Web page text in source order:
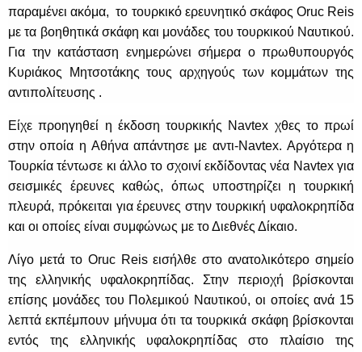
παραμένει ακόμα, το τουρκικό ερευνητικό σκάφος Oruc Reis
με τα βοηθητικά σκάφη και μονάδες του τουρκικού Ναυτικού.
Για την κατάσταση ενημερώνει σήμερα ο πρωθυπουργός
Κυριάκος Μητσοτάκης τους αρχηγούς των κομμάτων της
αντιπολίτευσης .
Είχε προηγηθεί η έκδοση τουρκικής Navtex χθες το πρωί
στην οποία η Αθήνα απάντησε με αντι-Navtex. Αργότερα η
Τουρκία τέντωσε κι άλλο το σχοινί εκδίδοντας νέα Navtex για
σεισμικές έρευνες καθώς, όπως υποστηρίζει η τουρκική
πλευρά, πρόκειται για έρευνες στην τουρκική υφαλοκρηπίδα
και οι οποίες είναι συμφώνως με το Διεθνές Δίκαιο.
Λίγο μετά το Oruc Reis εισήλθε στο ανατολικότερο σημείο
της ελληνικής υφαλοκρηπίδας. Στην περιοχή βρίσκονται
επίσης μονάδες του Πολεμικού Ναυτικού, οι οποίες ανά 15
λεπτά εκπέμπουν μήνυμα ότι τα τουρκικά σκάφη βρίσκονται
εντός της ελληνικής υφαλοκρηπίδας στο πλαίσιο της